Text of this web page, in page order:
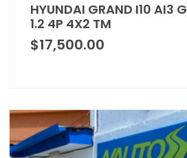
HYUNDAI GRAND I10 AI3
1.2 4P 4X2 TM
$17,500.00